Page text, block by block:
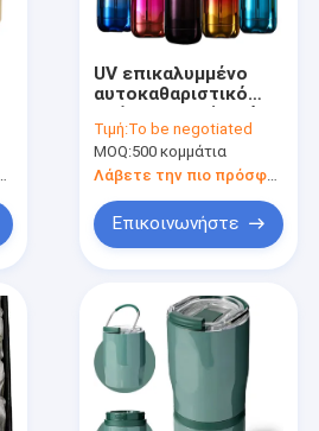
UV επικαλυμμένο
αυτοκαθαριστικό
ανοξείδωτο χάλυβα
μονωμένο μπουκάλι
θερμότητας OEM
Τιμή:To be negotiated
MOQ:500 κομμάτια
Επικοινωνήστε